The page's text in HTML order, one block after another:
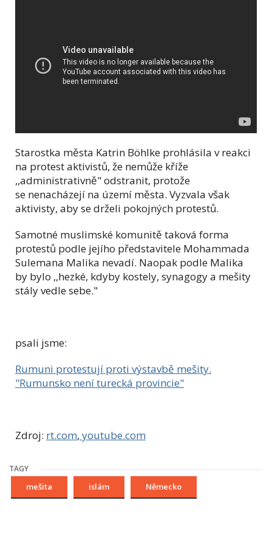
Starostka města Katrin Böhlke prohlásila v reakci
na protest aktivistů, že nemůže kříže
,,administrativně" odstranit, protože
se nenacházejí na území města. Vyzvala však
aktivisty, aby se drželi pokojných protestů.
Samotné muslimské komunitě taková forma
protestů podle jejího představitele Mohammada
Sulemana Malika nevadí. Naopak podle Malika
by bylo ,,hezké, kdyby kostely, synagogy a mešity
stály vedle sebe."
psali jsme:
Rumuni protestují proti výstavbě mešity.
"Rumunsko není turecká provincie"
Zdroj: rt.com, youtube.com
TAGY
mešita islám Německo